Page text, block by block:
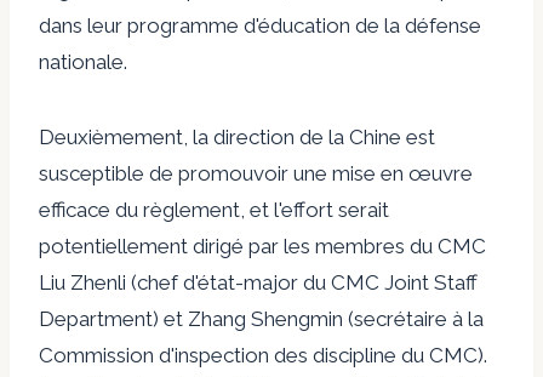
dans leur programme d'éducation de la défense
nationale.
Deuxièmement, la direction de la Chine est
susceptible de promouvoir une mise en œuvre
efficace du règlement, et l'effort serait
potentiellement dirigé par les membres du CMC
Liu Zhenli (chef d'état-major du CMC Joint Staff
Department) et Zhang Shengmin (secrétaire à la
Commission d'inspection des discipline du CMC).